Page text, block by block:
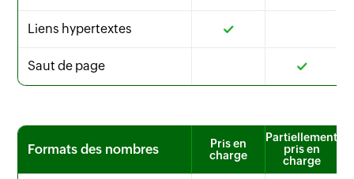
Liens hypertextes
Saut de page
Formats des nombres
Pris en
charge
Partiellement
pris en
charge